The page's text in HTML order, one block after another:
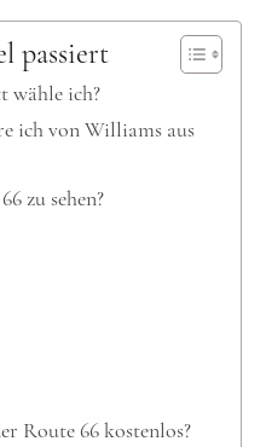
passiert
wähle ich?
ich von Williams aus
zu sehen?
Route 66 kostenlos?